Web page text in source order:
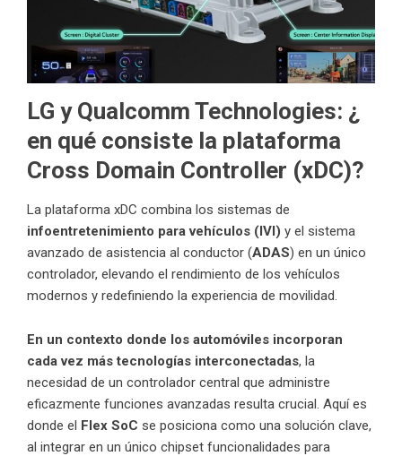
LG y Qualcomm Technologies: ¿
en qué consiste la plataforma
Cross Domain Controller (xDC)?
La plataforma xDC combina los sistemas de
infoentretenimiento para vehículos (IVI) y el sistema
avanzado de asistencia al conductor (ADAS) en un único
controlador, elevando el rendimiento de los vehículos
modernos y redefiniendo la experiencia de movilidad.
En un contexto donde los automóviles incorporan
cada vez más tecnologías interconectadas, la
necesidad de un controlador central que administre
eficazmente funciones avanzadas resulta crucial. Aquí es
donde el Flex SoC se posiciona como una solución clave,
al integrar en un único chipset funcionalidades para